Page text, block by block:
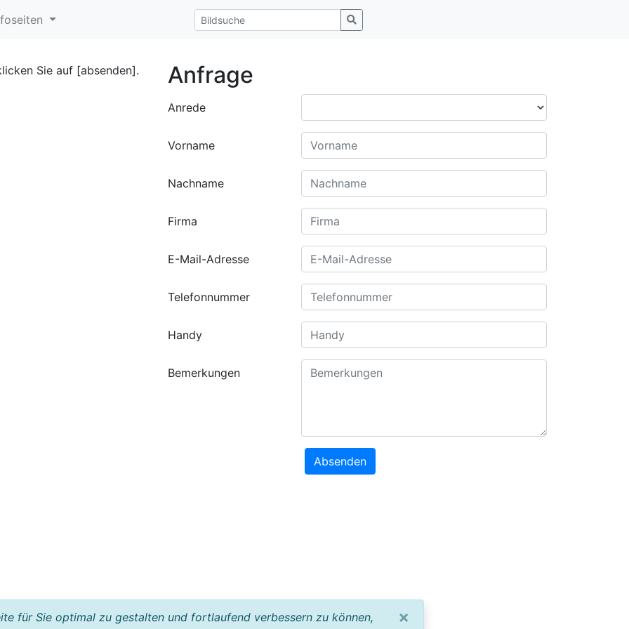
Sie auf [absenden]. Anfrage
Anrede
Vorname
Nachname
Firma
E-Mail-Adresse
Telefonnummer
Handy
Bemerkungen
Absenden
für Sie optimal zu gestalten und fortlaufend verbessern zu können,
×